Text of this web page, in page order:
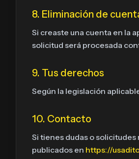
8. Eliminación de
Si creaste una cuenta en la
solicitud será procesada
9. Tus derechos
Según la legislación
10. Contacto
Si tienes dudas o
publicados en https://